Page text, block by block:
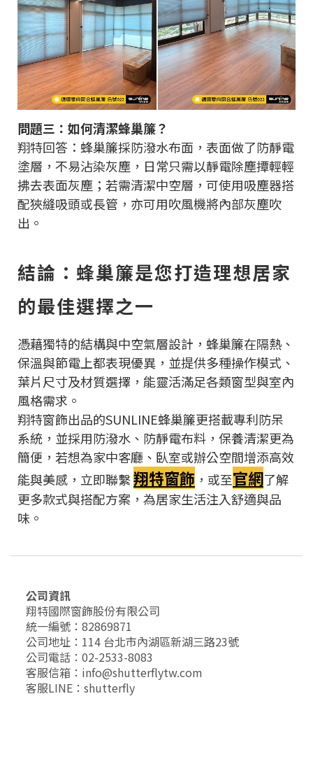
問題三：如何清潔蜂巢簾？
翔特回答：蜂巢簾採防潑水布面，表面做了防靜電
塗層，不易沾染灰塵，日常只需以靜電除塵撢輕輕
拂去表面灰塵；若需清潔中空層，可使用吸塵器搭
配狹縫吸頭或長管，亦可用吹風機將內部灰塵吹
出。
結論：蜂巢簾是您打造理想居家
的最佳選擇之一
憑藉獨特的結構與中空氣層設計，蜂巢簾在隔熱、
保溫與節電上都表現優異，並提供多種操作模式、
葉片尺寸及材質選擇，能靈活滿足各類窗型與室內
風格需求。
翔特窗飾出品的SUNLINE蜂巢簾更搭載專利防呆
系統，並採用防潑水、防靜電布料，保養清潔更為
簡便，若想為家中客廳、臥室或辦公空間增添高效
能與美感，立即聯繫翔特窗飾 ，或至官網了解
更多款式與搭配方案，為居家生活注入舒適與品
味。
公司資訊
翔特國際窗飾股份有限公司
統一編號：82869871
公司地址：114 台北市內湖區新湖三路23號
公司電話：02-2533-8083
客服信箱：info@shutterflytw.com
客服LINE：shutterfly